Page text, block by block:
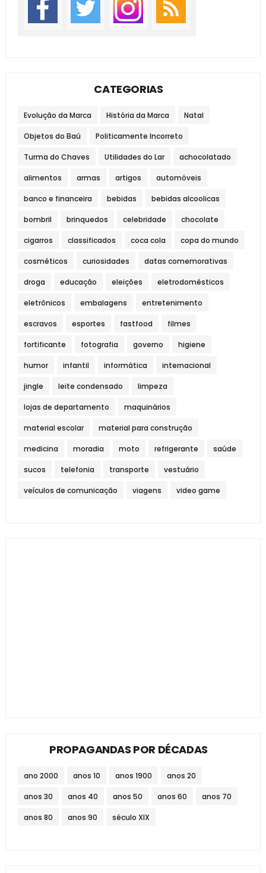
CATEGORIAS
Evolução da Marca História da Marca Natal
Objetos do Baú Politicamente Incorreto
Turma do Chaves Utilidades do Lar achocolatado
alimentos armas artigos automóveis
banco e financeira bebidas bebidas alcoolicas
bombril brinquedos celebridade chocolate
cigarros classificados coca cola copa do mundo
cosméticos curiosidades datas comemorativas
droga educação eleições eletrodomésticos
eletrônicos embalagens entretenimento
escravos esportes fastfood filmes
fortificante fotografia governo higiene
humor infantil informática internacional
jingle leite condensado limpeza
lojas de departamento maquinários
material escolar material para construção
medicina moradia moto refrigerante saúde
sucos telefonia transporte vestuário
veículos de comunicação viagens video game
PROPAGANDAS POR DÉCADAS
ano 2000 anos 10 anos 1900 anos 20
anos 30 anos 40 anos 50 anos 60 anos 70
anos 80 anos 90 século XIX